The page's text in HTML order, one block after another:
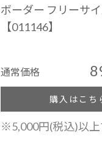
ボーダー フリーサ
【011146】
通常価格
購入はこち
※5,000円(税込)以